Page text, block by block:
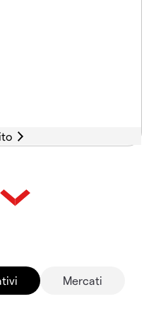
Mercati